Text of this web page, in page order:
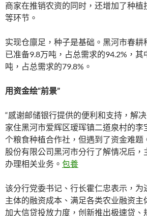
商家在推销农资的同时，还增加了种植
等环节。
实现仓廪足，种子是基础。黑河市春耕
已准备9.8万吨，占总需求的94.2%，其
吨，占总需求的79.8%。
用资金绘“前景”
“感谢邮储银行提供的便利和支持，解
家住黑河市爱辉区瑷珲镇二道泉村的李
个粮食种植合作社，但遇到了资金难题
股份有限公司黑河市分行了解情况后，
办理相关业务。 包養
该分行党委书记、行长霍仁忠表示，为
主体的融资成本、满足各类农业融资主
加大信贷投放力度，创新推出极速贷、